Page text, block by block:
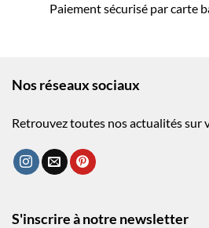
Paiement sécurisé par carte
Nos réseaux sociaux
Retrouvez toutes nos actualités sur
S'inscrire à notre newsletter